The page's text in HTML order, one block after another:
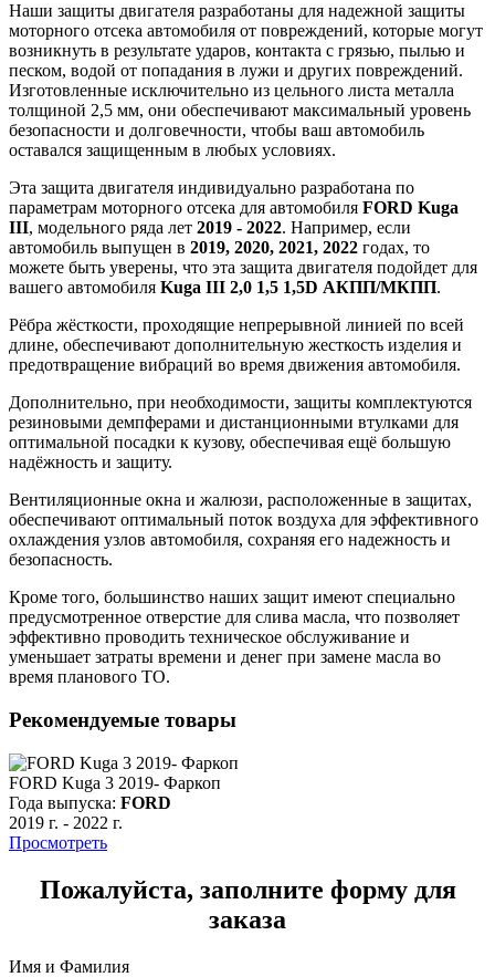
Наши защиты двигателя разработаны для надежной защиты
моторного отсека автомобиля от повреждений, которые могут
возникнуть в результате ударов, контакта с грязью, пылью и
песком, водой от попадания в лужи и других повреждений.
Изготовленные исключительно из цельного листа металла
толщиной 2,5 мм, они обеспечивают максимальный уровень
безопасности и долговечности, чтобы ваш автомобиль
оставался защищенным в любых условиях.
Эта защита двигателя индивидуально разработана по
параметрам моторного отсека для автомобиля FORD Kuga
III, модельного ряда лет 2019 - 2022. Например, если
автомобиль выпущен в 2019, 2020, 2021, 2022 годах, то
можете быть уверены, что эта защита двигателя подойдет для
вашего автомобиля Kuga III 2,0 1,5 1,5D АКПП/МКПП.
Рёбра жёсткости, проходящие непрерывной линией по всей
длине, обеспечивают дополнительную жесткость изделия и
предотвращение вибраций во время движения автомобиля.
Дополнительно, при необходимости, защиты комплектуются
резиновыми демпферами и дистанционными втулками для
оптимальной посадки к кузову, обеспечивая ещё большую
надёжность и защиту.
Вентиляционные окна и жалюзи, расположенные в защитах,
обеспечивают оптимальный поток воздуха для эффективного
охлаждения узлов автомобиля, сохраняя его надежность и
безопасность.
Кроме того, большинство наших защит имеют специально
предусмотренное отверстие для слива масла, что позволяет
эффективно проводить техническое обслуживание и
уменьшает затраты времени и денег при замене масла во
время планового ТО.
Рекомендуемые товары
FORD Kuga 3 2019- Фаркоп
Года выпуска: FORD
2019 г. - 2022 г.
Просмотреть
Пожалуйста, заполните форму для
заказа
Имя и Фамилия